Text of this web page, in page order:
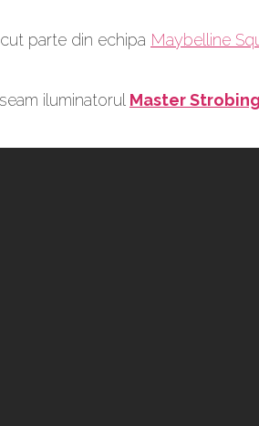
parte din echipa Maybelline
iluminatorul Master